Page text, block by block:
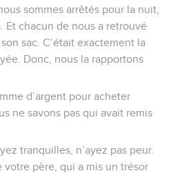
sommes arrêtés pour la nuit,
Et chacun de nous a retrouvé
sac. C’était exactement la
Donc, nous la rapportons
d’argent pour acheter
ne savons pas qui avait remis
tranquilles, n’ayez pas peur.
votre père, qui a mis un trésor